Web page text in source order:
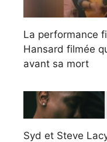
La performance
Hansard filmée
avant sa mort
Syd et Steve